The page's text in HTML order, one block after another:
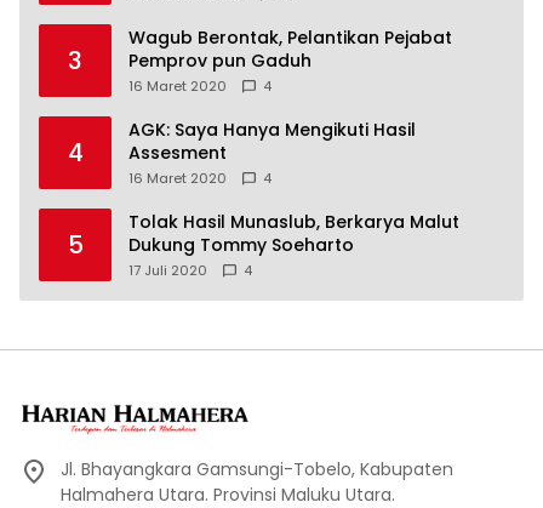
3
Wagub Berontak, Pelantikan Pejabat
Pemprov pun Gaduh
16 Maret 2020 4
4
AGK: Saya Hanya Mengikuti Hasil
Assesment
16 Maret 2020 4
5
Tolak Hasil Munaslub, Berkarya Malut
Dukung Tommy Soeharto
17 Juli 2020 4
Jl. Bhayangkara Gamsungi-Tobelo, Kabupaten
Halmahera Utara. Provinsi Maluku Utara.